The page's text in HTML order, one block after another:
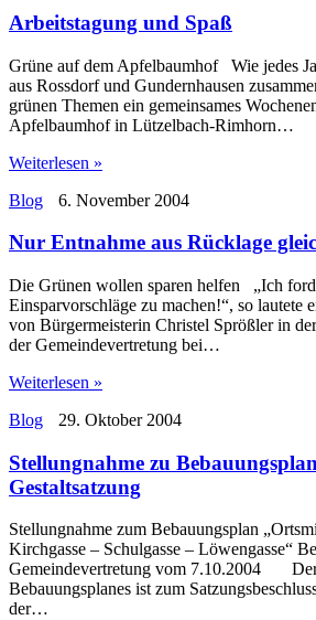
Arbeitstagung und Spaß
Grüne auf dem Apfelbaumhof Wie jedes
aus Rossdorf und Gundernhausen
grünen Themen ein gemeinsames
Apfelbaumhof in Lützelbach-Rimhorn…
Weiterlesen »
Blog
6. November 2004
Nur Entnahme aus Rücklage
Die Grünen wollen sparen helfen „Ich
Einsparvorschläge zu machen!“, so lautete
von Bürgermeisterin Christel Sprößler in
der Gemeindevertretung bei…
Weiterlesen »
Blog
29. Oktober 2004
Stellungnahme zu
Gestaltsatzung
Stellungnahme zum Bebauungsplan
Kirchgasse – Schulgasse – Löwengasse“
Gemeindevertretung vom 7.10.2004
Bebauungsplanes ist zum
der…